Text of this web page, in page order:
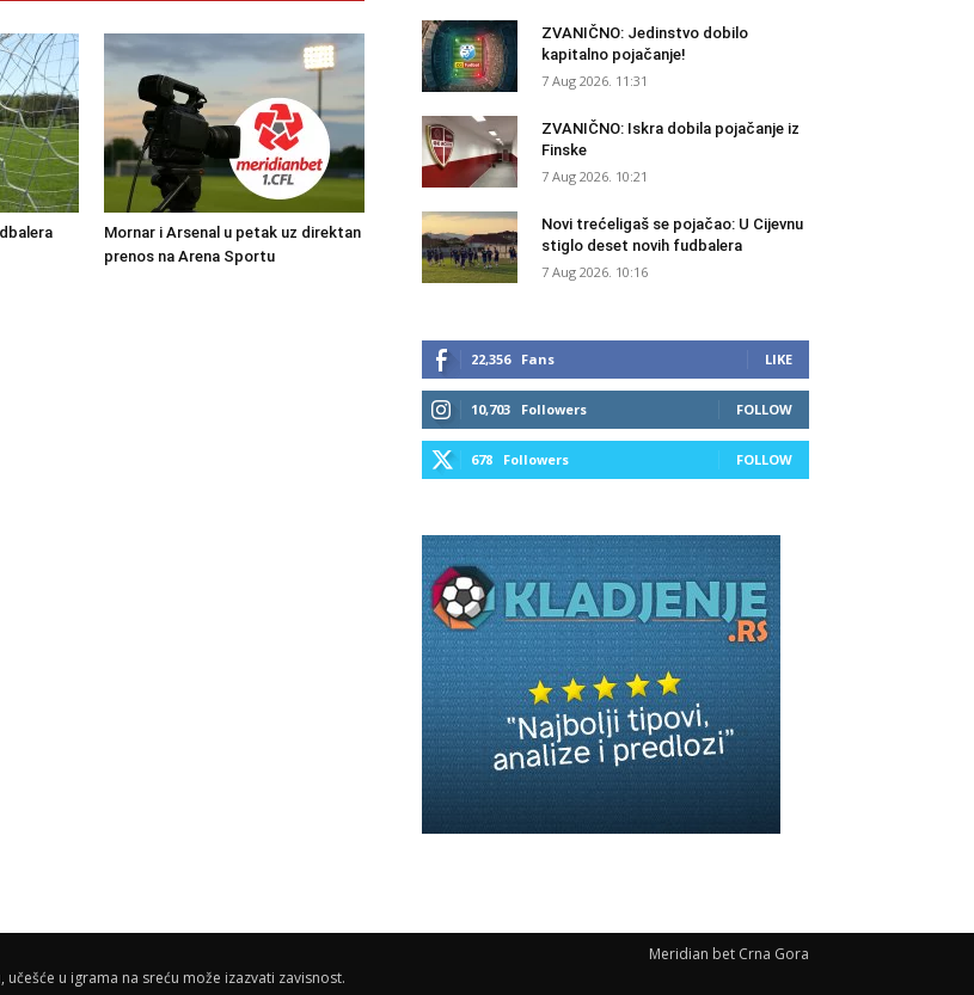
Mornar i Arsenal u petak uz direktan
prenos na Arena Sportu
ZVANIČNO: Jedinstvo dobilo
kapitalno pojačanje!
7 Aug 2026. 11:31
ZVANIČNO: Iskra dobila pojačanje iz
Finske
7 Aug 2026. 10:21
Novi trećeligaš se pojačao: U Cijevnu
stiglo deset novih fudbalera
7 Aug 2026. 10:16
22,356 Fans LIKE
10,703 Followers FOLLOW
678 Followers FOLLOW
Meridian bet Crna Gora
u igrama na sreću može izazvati zavisnost.